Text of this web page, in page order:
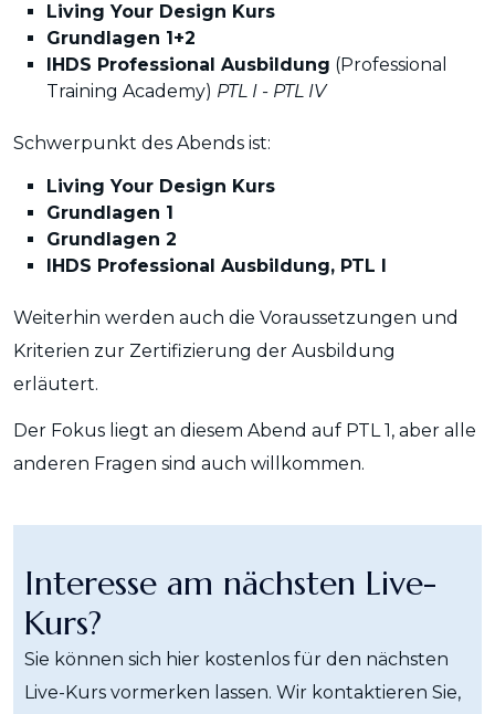
Living Your Design Kurs
Grundlagen 1+2
IHDS Professional Ausbildung (Professional
Training Academy) PTL I - PTL IV
Schwerpunkt des Abends ist:
Living Your Design Kurs
Grundlagen 1
Grundlagen 2
IHDS Professional Ausbildung, PTL I
Weiterhin werden auch die Voraussetzungen und
Kriterien zur Zertifizierung der Ausbildung
erläutert.
Der Fokus liegt an diesem Abend auf PTL 1, aber alle
anderen Fragen sind auch willkommen.
Interesse am nächsten Live-
Kurs?
Sie können sich hier kostenlos für den nächsten
Live-Kurs vormerken lassen. Wir kontaktieren Sie,